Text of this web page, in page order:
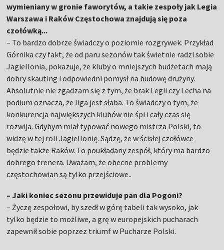
wymieniany w gronie faworytów, a takie zespoły jak Legia
Warszawa i Raków Częstochowa znajdują się poza
czołówką...
– To bardzo dobrze świadczy o poziomie rozgrywek. Przykład
Górnika czy fakt, że od paru sezonów tak świetnie radzi sobie
Jagiellonia, pokazuje, że kluby o mniejszych budżetach mają
dobry skauting i odpowiedni pomysł na budowę drużyny.
Absolutnie nie zgadzam się z tym, że brak Legii czy Lecha na
podium oznacza, że liga jest słaba. To świadczy o tym, że
konkurencja największych klubów nie śpi i cały czas się
rozwija. Gdybym miał typować nowego mistrza Polski, to
widzę w tej roli Jagiellonię. Sądzę, że w ścisłej czołówce
będzie także Raków. To poukładany zespół, który ma bardzo
dobrego trenera. Uważam, że obecne problemy
częstochowian są tylko przejściowe..
– Jaki koniec sezonu przewiduje pan dla Pogoni?
– Życzę zespołowi, by szedł w górę tabeli tak wysoko, jak
tylko będzie to możliwe, a grę w europejskich pucharach
zapewnił sobie poprzez triumf w Pucharze Polski.